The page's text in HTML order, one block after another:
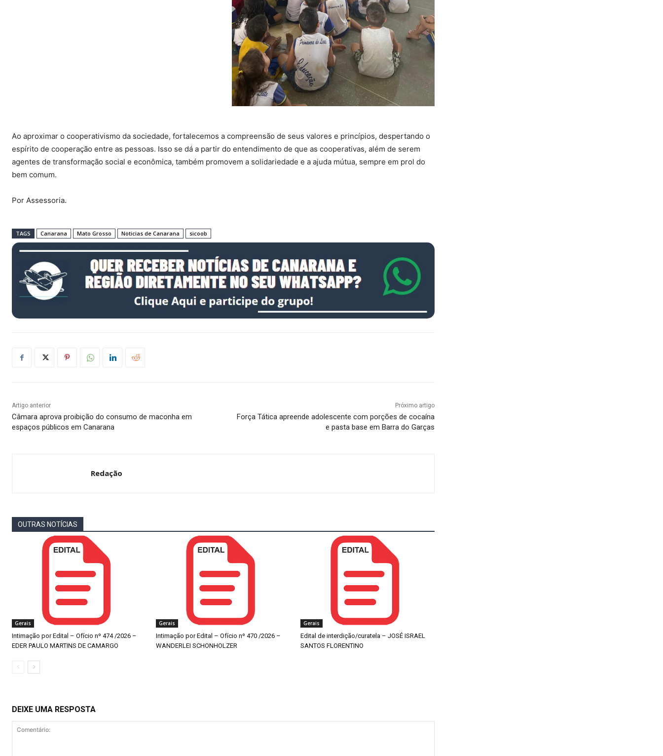
Ao aproximar o cooperativismo da sociedade, fortalecemos a compreensão de seus valores e princípios, despertando o
espírito de cooperação entre as pessoas. Isso se dá a partir do entendimento de que as cooperativas, além de serem
agentes de transformação social e econômica, também promovem a solidariedade e a ajuda mútua, sempre em prol do
bem comum.
Por Assessoria.
TAGS Canarana Mato Grosso Noticias de Canarana sicoob
Artigo anterior
Câmara aprova proibição do consumo de maconha em
espaços públicos em Canarana
Próximo artigo
Força Tática apreende adolescente com porções de cocaína
e pasta base em Barra do Garças
Redação
OUTRAS NOTÍCIAS
Gerais
Intimação por Edital – Ofício nº 474 /2026 –
EDER PAULO MARTINS DE CAMARGO
Gerais
Intimação por Edital – Ofício nº 470 /2026 –
WANDERLEI SCHONHOLZER
Gerais
Edital de interdição/curatela – JOSÉ ISRAEL
SANTOS FLORENTINO
DEIXE UMA RESPOSTA